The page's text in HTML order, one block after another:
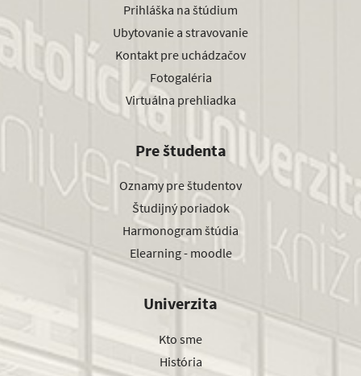
Prihláška na štúdium
Ubytovanie a stravovanie
Kontakt pre uchádzačov
Fotogaléria
Virtuálna prehliadka
Pre študenta
Oznamy pre študentov
Študijný poriadok
Harmonogram štúdia
Elearning - moodle
Univerzita
Kto sme
História